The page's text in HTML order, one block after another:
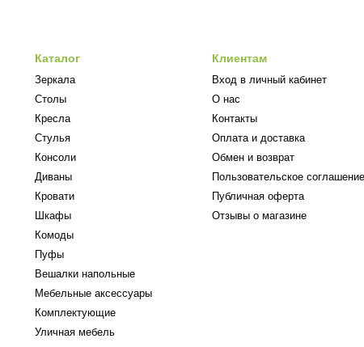
Каталог
Зеркала
Столы
Кресла
Стулья
Консоли
Диваны
Кровати
Шкафы
Комоды
Пуфы
Вешалки напольные
Мебельные аксессуары
Комплектующие
Уличная мебель
Клиентам
Вход в личный кабинет
О нас
Контакты
Оплата и доставка
Обмен и возврат
Пользовательское соглашение
Публичная оферта
Отзывы о магазине